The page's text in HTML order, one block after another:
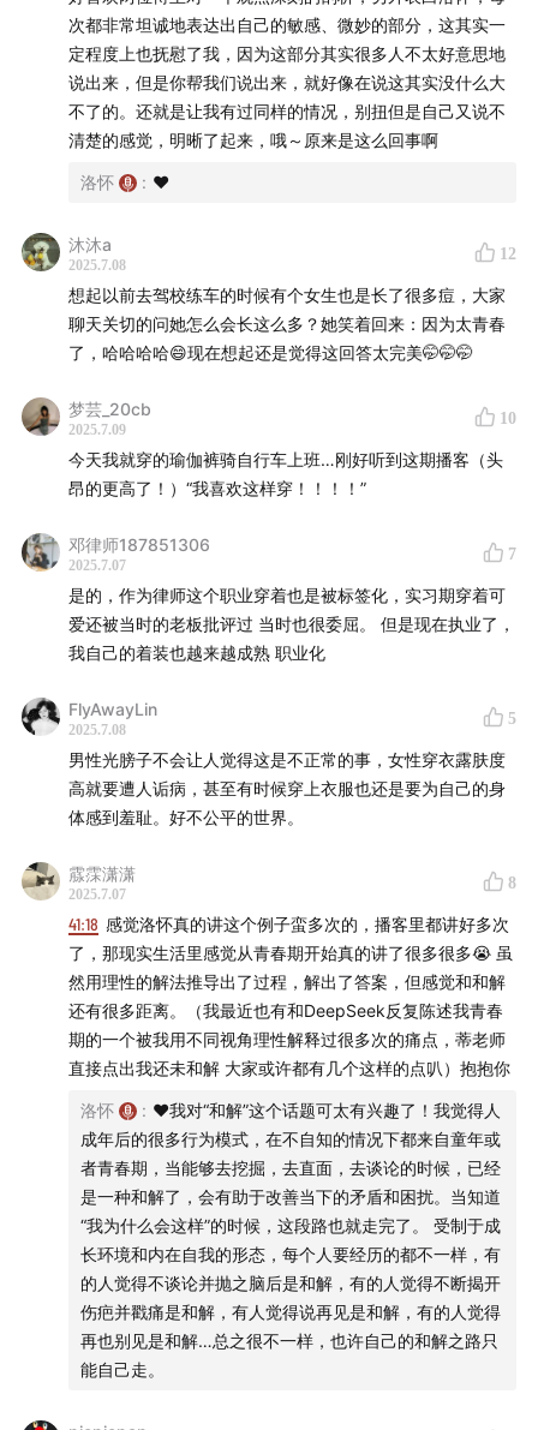
【关于我们】
洛怀：写点文字的撰稿野人 （微博@洛怀pro）
CK：做点生意的时髦野人（微博@CKverymuch）
如果你喜欢我们的节目，欢迎在小宇宙、苹果播客、网易
HeartBeast」。
次都非常坦诚地表达出自己的敏感、微妙的部分，这其实一
定程度上也抚慰了我，因为这部分其实很多人不太好意思地
说出来，但是你帮我们说出来，就好像在说这其实没什么大
不了的。还就是让我有过同样的情况，别扭但是自己又说不
清楚的感觉，明晰了起来，哦～原来是这么回事啊
洛怀 : ❤️
沐沐a
2025.7.08
12
想起以前去驾校练车的时候有个女生也是长了很多痘，大家
聊天关切的问她怎么会长这么多？她笑着回来：因为太青春
了，哈哈哈哈😄现在想起还是觉得这回答太完美🤭🤭🤭
梦芸_20cb
2025.7.09
10
今天我就穿的瑜伽裤骑自行车上班…刚好听到这期播客（头
昂的更高了！）“我喜欢这样穿！！！！”
邓律师187851306
2025.7.07
7
是的，作为律师这个职业穿着也是被标签化，实习期穿着可
爱还被当时的老板批评过 当时也很委屈。 但是现在执业了，
我自己的着装也越来越成熟 职业化
FlyAwayLin
2025.7.08
5
男性光膀子不会让人觉得这是不正常的事，女性穿衣露肤度
高就要遭人诟病，甚至有时候穿上衣服也还是要为自己的身
体感到羞耻。好不公平的世界。
霡霂潇潇
2025.7.07
8
41:18 感觉洛怀真的讲这个例子蛮多次的，播客里都讲好多次
了，那现实生活里感觉从青春期开始真的讲了很多很多😭 虽
然用理性的解法推导出了过程，解出了答案，但感觉和和解
还有很多距离。（我最近也有和DeepSeek反复陈述我青春
期的一个被我用不同视角理性解释过很多次的痛点，蒂老师
直接点出我还未和解 大家或许都有几个这样的点叭）抱抱你
洛怀 : ❤️我对“和解”这个话题可太有兴趣了！我觉得人
成年后的很多行为模式，在不自知的情况下都来自童年或
者青春期，当能够去挖掘，去直面，去谈论的时候，已经
是一种和解了，会有助于改善当下的矛盾和困扰。当知道
“我为什么会这样”的时候，这段路也就走完了。 受制于成
长环境和内在自我的形态，每个人要经历的都不一样，有
的人觉得不谈论并抛之脑后是和解，有的人觉得不断揭开
伤疤并戳痛是和解，有人觉得说再见是和解，有的人觉得
再也别见是和解…总之很不一样，也许自己的和解之路只
能自己走。